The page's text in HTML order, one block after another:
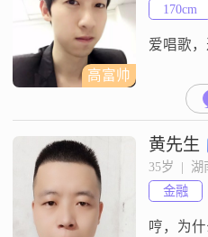
高富帅
170cm
爱唱歌
黄先生
35岁  |  湖
金融
哼，为